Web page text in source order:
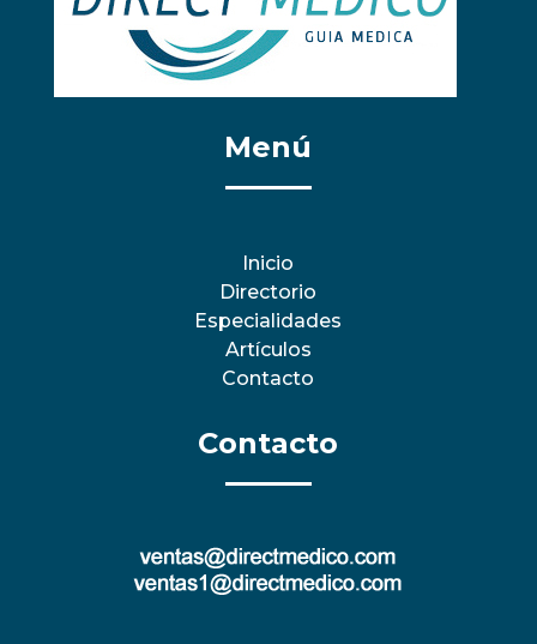
Menú
Inicio
Directorio
Especialidades
Artículos
Contacto
Contacto